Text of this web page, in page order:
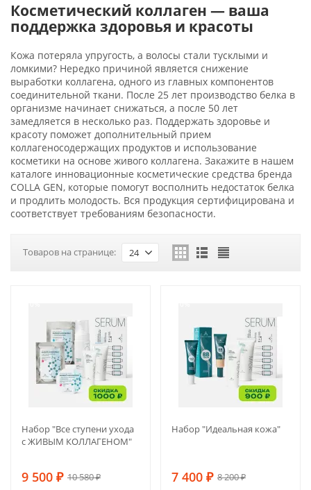
Косметический коллаген — ваша
поддержка здоровья и красоты
Кожа потеряла упругость, а волосы стали тусклыми и
ломкими? Нередко причиной является снижение
выработки коллагена, одного из главных компонентов
соединительной ткани. После 25 лет производство белка в
организме начинает снижаться, а после 50 лет
замедляется в несколько раз. Поддержать здоровье и
красоту поможет дополнительный прием
коллагеносодержащих продуктов и использование
косметики на основе живого коллагена. Закажите в нашем
каталоге инновационные косметические средства бренда
COLLA GEN, которые помогут восполнить недостаток белка
и продлить молодость. Вся продукция сертифицирована и
соответствует требованиям безопасности.
Товаров на странице: 24
Набор "Все ступени ухода
с ЖИВЫМ КОЛЛАГЕНОМ"
9 500 ₽ 10 580₽
Набор "Идеальная кожа"
7 400 ₽ 8 200₽